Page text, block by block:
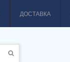
ДОСТАВКА